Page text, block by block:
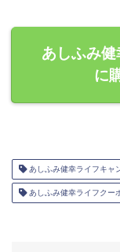
あしふみ
に
あしふみ健幸ライフキャ
あしふみ健幸ライフクー